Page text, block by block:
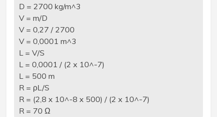
D = 2700 kg/m^3
V = m/D
V = 0,27 / 2700
V = 0,0001 m^3
L = V/S
L = 0,0001 / (2 x 10^-7)
L = 500 m
R = ρL/S
R = (2,8 x 10^-8 x 500) / (2 x 10^-7)
R = 70 Ω